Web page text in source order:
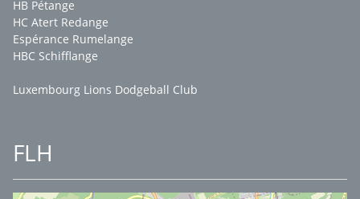
HB Pétange
HC Atert Redange
Espérance Rumelange
HBC Schifflange
Luxembourg Lions Dodgeball Club
FLH